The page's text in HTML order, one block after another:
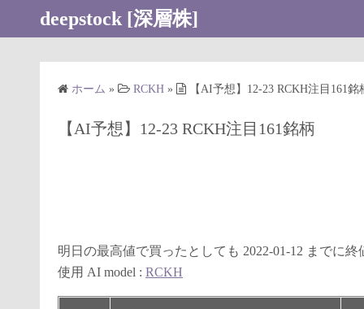
deepstock [深層株]
ホーム » RCKH » 【AI予想】12-23 RCKH注目161銘
【AI予想】12-23 RCKH注目161銘柄
明日の最高値で買ったとしても 2022-01-12 までに
使用 AI model : RCKH